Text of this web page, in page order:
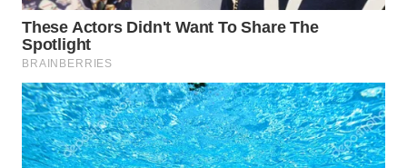
MAJALENGKA
WN
SUBANG
WN